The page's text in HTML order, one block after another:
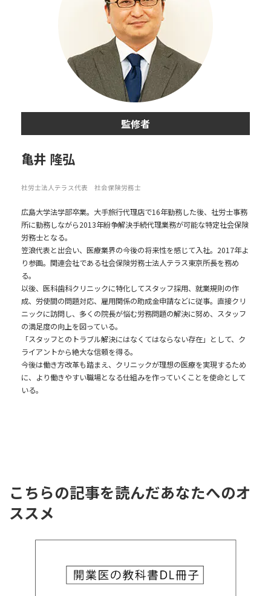
監修者
亀井 隆弘
社労士法人テラス代表 社会保険労務士
広島大学法学部卒業。大手旅行代理店で16年勤務した後、社労士事務
所に勤務しながら2013年紛争解決手続代理業務が可能な特定社会保険
労務士となる。
笠浪代表と出会い、医療業界の今後の将来性を感じて入社。2017年よ
り参画。関連会社である社会保険労務士法人テラス東京所長を務め
る。
以後、医科歯科クリニックに特化してスタッフ採用、就業規則の作
成、労使間の問題対応、雇用関係の助成金申請などに従事。直接クリ
ニックに訪問し、多くの院長が悩む労務問題の解決に努め、スタッフ
の満足度の向上を図っている。
「スタッフとのトラブル解決にはなくてはならない存在」として、ク
ライアントから絶大な信頼を得る。
今後は働き方改革も踏まえ、クリニックが理想の医療を実現するため
に、より働きやすい職場となる仕組みを作っていくことを使命として
いる。
こちらの記事を読んだあなたへのオ
ススメ